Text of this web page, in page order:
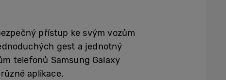
přístup ke svým vozům
gest a jednotný
telefonů Samsung Galaxy
aplikace.